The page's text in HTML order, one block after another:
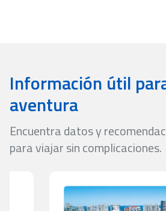
Información útil
aventura
Encuentra datos y
para viajar sin complicaciones.